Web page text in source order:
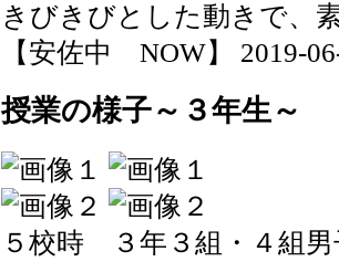
きびきびとした動きで、
【安佐中 NOW】 2019-
授業の様子～３年生～
５校時 ３年３組・４